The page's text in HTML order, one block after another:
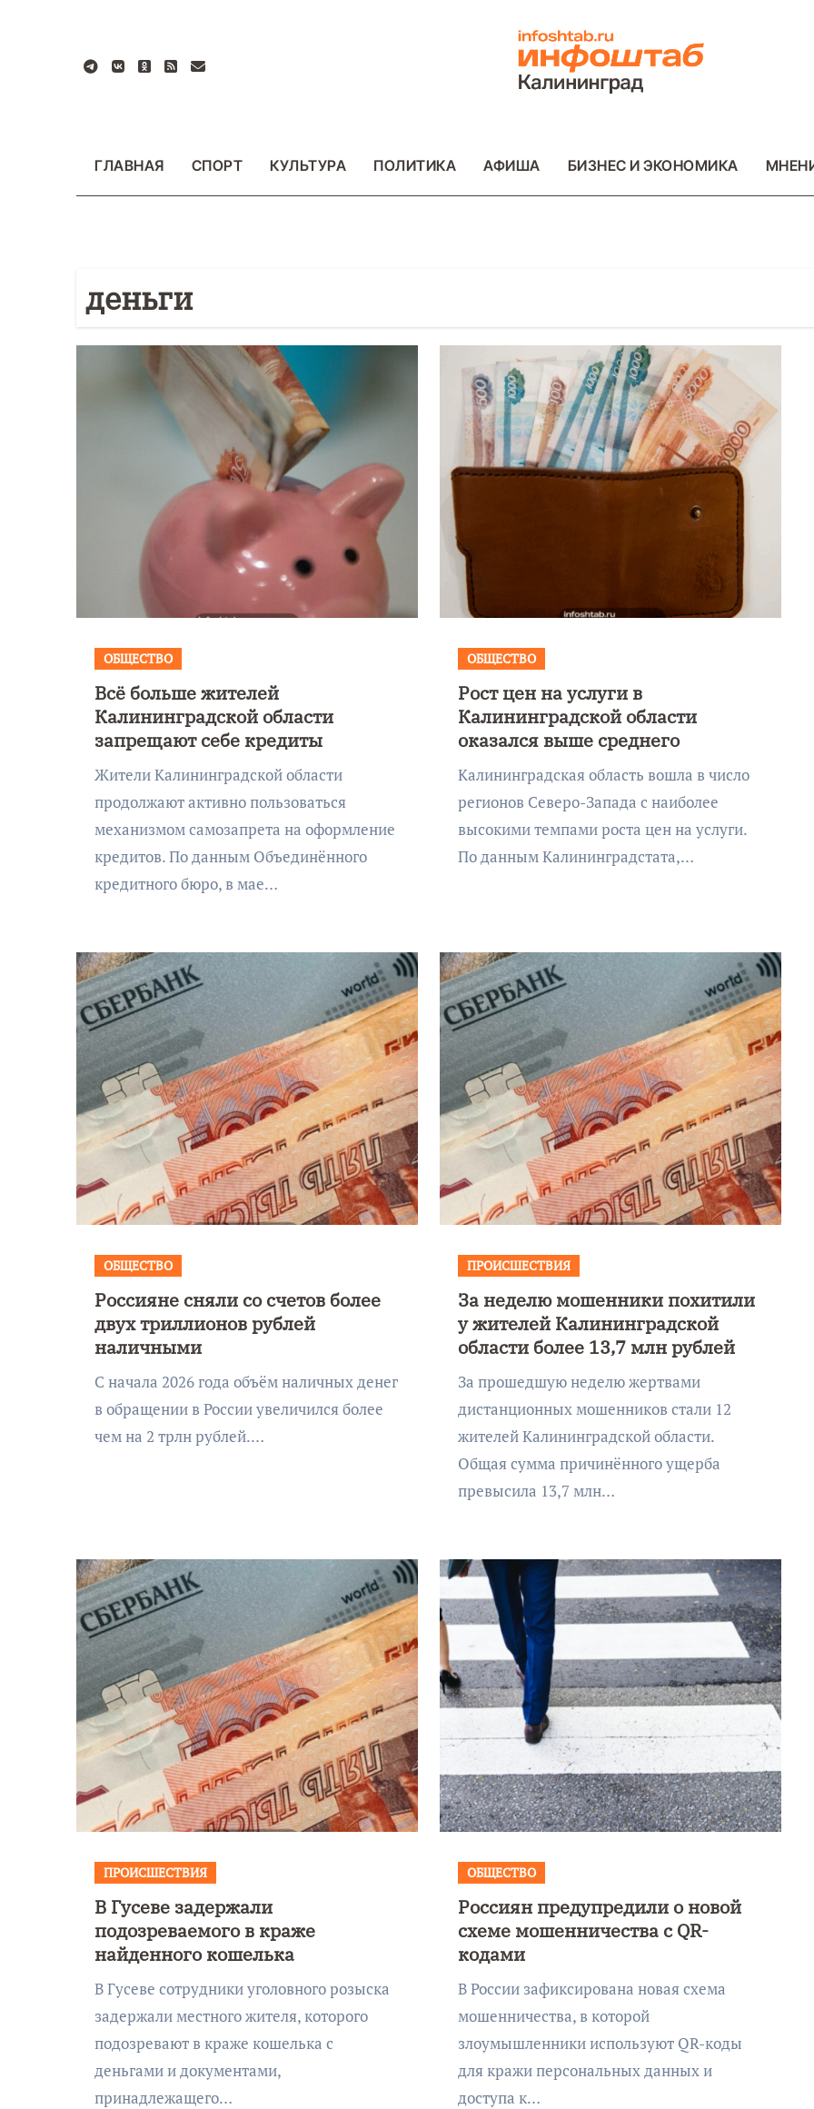
содержанию
ГЛАВНАЯ СПОРТ КУЛЬТУРА ПОЛИТИКА АФИША БИЗНЕС И ЭКОНОМИКА
деньги
ОБЩЕСТВО
Всё больше жителей
Калининградской области
запрещают себе кредиты
Жители Калининградской области
продолжают активно пользоваться
механизмом самозапрета на оформление
кредитов. По данным Объединённого
кредитного бюро, в мае…
ОБЩЕСТВО
Рост цен на услуги в
Калининградской области
оказался выше среднего
Калининградская область вошла в число
регионов Северо-Запада с наиболее
высокими темпами роста цен на услуги.
По данным Калининградстата,…
ОБЩЕСТВО
Россияне сняли со счетов более
двух триллионов рублей
наличными
С начала 2026 года объём наличных денег
в обращении в России увеличился более
чем на 2 трлн рублей.…
ПРОИСШЕСТВИЯ
За неделю мошенники похитили
у жителей Калининградской
области более 13,7 млн рублей
За прошедшую неделю жертвами
дистанционных мошенников стали 12
жителей Калининградской области.
Общая сумма причинённого ущерба
превысила 13,7 млн…
ПРОИСШЕСТВИЯ
В Гусеве задержали
подозреваемого в краже
найденного кошелька
В Гусеве сотрудники уголовного розыска
задержали местного жителя, которого
подозревают в краже кошелька с
деньгами и документами,
принадлежащего…
ОБЩЕСТВО
Россиян предупредили о новой
схеме мошенничества с QR-
кодами
В России зафиксирована новая схема
мошенничества, в которой
злоумышленники используют QR-коды
для кражи персональных данных и
доступа к…
ВАЖНОЕ ОБЩЕСТВО
Уникальное
северное сияние
запечатлели над
Балтикой
ВАЖНОЕ ОБЩЕСТВО ФОТО
Фотокадры, как
Калининград
завалило после
снежного бурана
АФИША КУЛЬТУРА ОБЩЕСТВО
Николай Патрушев
поддержал проведение в
Калининграде морского
АФИША КУЛЬТУРА ОБЩЕСТВО
Организаторы фестиваля
«Открытое море» объявили
даты его проведения!